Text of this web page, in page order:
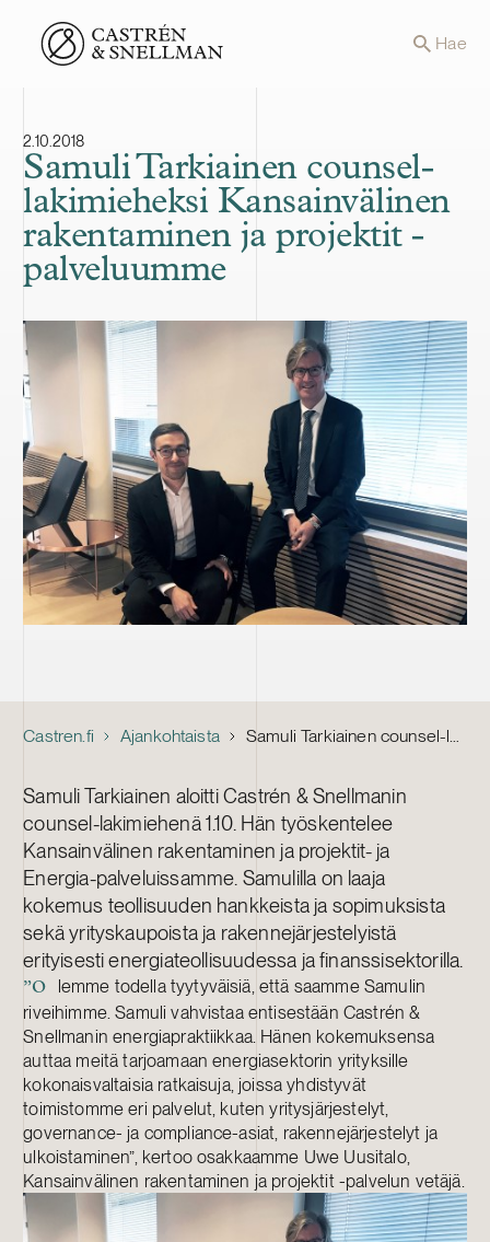
Front page Hae
2.10.2018
Samuli Tarkiainen counsel-
lakimieheksi Kansainvälinen
rakentaminen ja projektit -
palveluumme
Castren.fi Ajankohtaista Samuli Tarkiainen counsel-lakimieheksi Kansainvälinen rakentaminen ja projektit -palveluumme
Samuli Tarkiainen aloitti Castrén & Snellmanin
counsel-lakimiehenä 1.10. Hän työskentelee
Kansainvälinen rakentaminen ja projektit- ja
Energia-palveluissamme. Samulilla on laaja
kokemus teollisuuden hankkeista ja sopimuksista
sekä yrityskaupoista ja rakennejärjestelyistä
erityisesti energiateollisuudessa ja finanssisektorilla.
”O
lemme todella tyytyväisiä, että saamme Samulin
riveihimme. Samuli vahvistaa entisestään Castrén &
Snellmanin energiapraktiikkaa. Hänen kokemuksensa
auttaa meitä tarjoamaan energiasektorin yrityksille
kokonaisvaltaisia ratkaisuja, joissa yhdistyvät
toimistomme eri palvelut, kuten yritysjärjestelyt,
governance- ja compliance-asiat, rakennejärjestelyt ja
ulkoistaminen”, kertoo osakkaamme Uwe Uusitalo,
Kansainvälinen rakentaminen ja projektit -palvelun vetäjä.